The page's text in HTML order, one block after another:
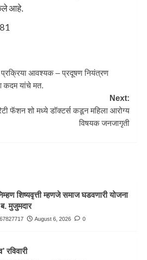
आहे.
81
प्रक्रिया आवश्यक – प्रदूषण नियंत्रण
कदम यांचे मत.
Next:
फॅशन शो मध्ये डॉक्टर्स कडून महिला आरोग्य
विषयक जनजागृती
शिष्यवृत्ती म्हणजे समाज घडवणारी योजना
मुजुमदार
August 6, 2026
0
रविवारी